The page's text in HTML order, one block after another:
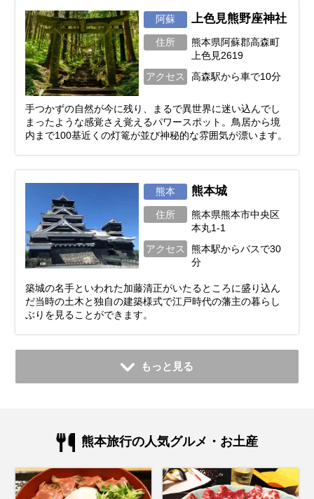
阿蘇 上色見熊野座神社
住所
熊本県阿蘇郡高森町
上色見2619
アクセス
高森駅から車で10分
手つかずの自然が今に残り、まるで異世界に迷い込んでし
まったような感覚さえ覚えるパワースポット。鳥居から境
内まで100基近くの灯篭が並び神秘的な雰囲気が漂います。
熊本 熊本城
住所
熊本県熊本市中央区
本丸1-1
アクセス
熊本駅からバスで30
分
築城の名手といわれた加藤清正がいたるところに盛り込ん
だ当時の土木と独自の建築様式で江戸時代の藩主の暮らし
ぶりを見ることができます。
もっと見る
熊本旅行の人気グルメ・お土産